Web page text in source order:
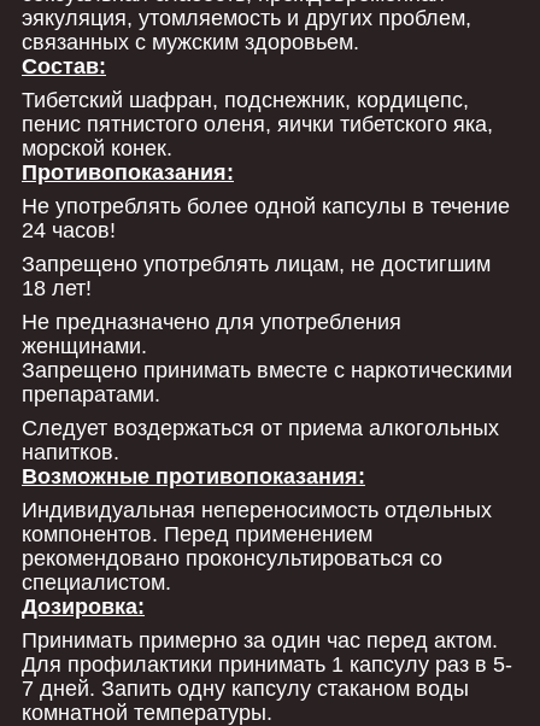
эякуляция, утомляемость и других проблем,
связанных с мужским здоровьем.
Состав:
Тибетский шафран, подснежник, кордицепс,
пенис пятнистого оленя, яички тибетского яка,
морской конек.
Противопоказания:
Не употреблять более одной капсулы в течение
24 часов!
Запрещено употреблять лицам, не достигшим
18 лет!
Не предназначено для употребления
женщинами.
Запрещено принимать вместе с наркотическими
препаратами.
Следует воздержаться от приема алкогольных
напитков.
Возможные противопоказания:
Индивидуальная непереносимость отдельных
компонентов. Перед применением
рекомендовано проконсультироваться со
специалистом.
Дозировка:
Принимать примерно за один час перед актом.
Для профилактики принимать 1 капсулу раз в 5-
7 дней. Запить одну капсулу стаканом воды
комнатной температуры.